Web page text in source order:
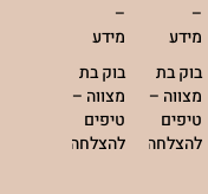
–
מידע
בוק בת
מצווה –
טיפים
להצלחה
–
מידע
בוק בת
מצווה –
טיפים
להצלחה